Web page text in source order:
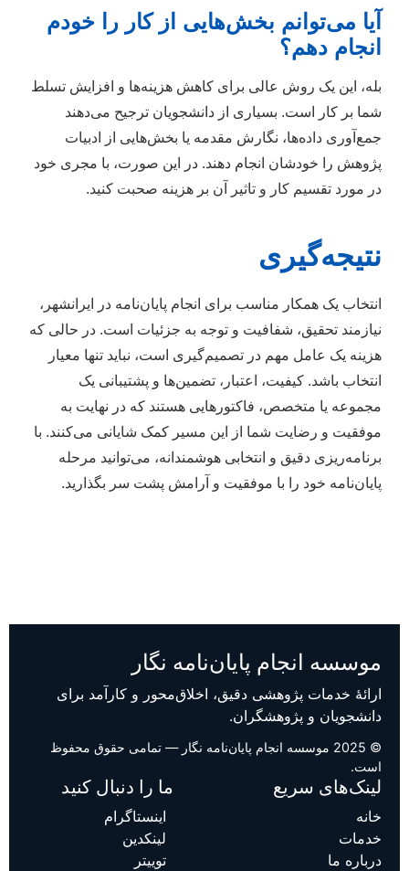
آیا می‌توانم بخش‌هایی از کار را خودم
انجام دهم؟
بله، این یک روش عالی برای کاهش هزینه‌ها و افزایش تسلط
شما بر کار است. بسیاری از دانشجویان ترجیح می‌دهند
جمع‌آوری داده‌ها، نگارش مقدمه یا بخش‌هایی از ادبیات
پژوهش را خودشان انجام دهند. در این صورت، با مجری خود
در مورد تقسیم کار و تاثیر آن بر هزینه صحبت کنید.
نتیجه‌گیری
انتخاب یک همکار مناسب برای انجام پایان‌نامه در ایرانشهر،
نیازمند تحقیق، شفافیت و توجه به جزئیات است. در حالی که
هزینه یک عامل مهم در تصمیم‌گیری است، نباید تنها معیار
انتخاب باشد. کیفیت، اعتبار، تضمین‌ها و پشتیبانی یک
مجموعه یا متخصص، فاکتورهایی هستند که در نهایت به
موفقیت و رضایت شما از این مسیر کمک شایانی می‌کنند. با
برنامه‌ریزی دقیق و انتخابی هوشمندانه، می‌توانید مرحله
پایان‌نامه خود را با موفقیت و آرامش پشت سر بگذارید.
موسسه انجام پایان‌نامه نگار
ارائهٔ خدمات پژوهشی دقیق، اخلاق‌محور و کارآمد برای
دانشجویان و پژوهشگران.
© 2025 موسسه انجام پایان‌نامه نگار — تمامی حقوق محفوظ
است.
لینک‌های سریع
خانه
خدمات
درباره ما
ما را دنبال کنید
اینستاگرام
لینکدین
توییتر